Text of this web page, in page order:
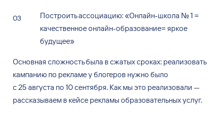
Построить ассоциацию:«Онлайн-школа №1 =
качественное онлайн-образование= яркое
будущее»
Основная сложность была в сжатых сроках: реализовать
кампанию по рекламе ублогеров нужно было
с25 августа по 10сентября. Как мы это реализовали —
рассказываем в кейсе рекламы образовательных услуг.